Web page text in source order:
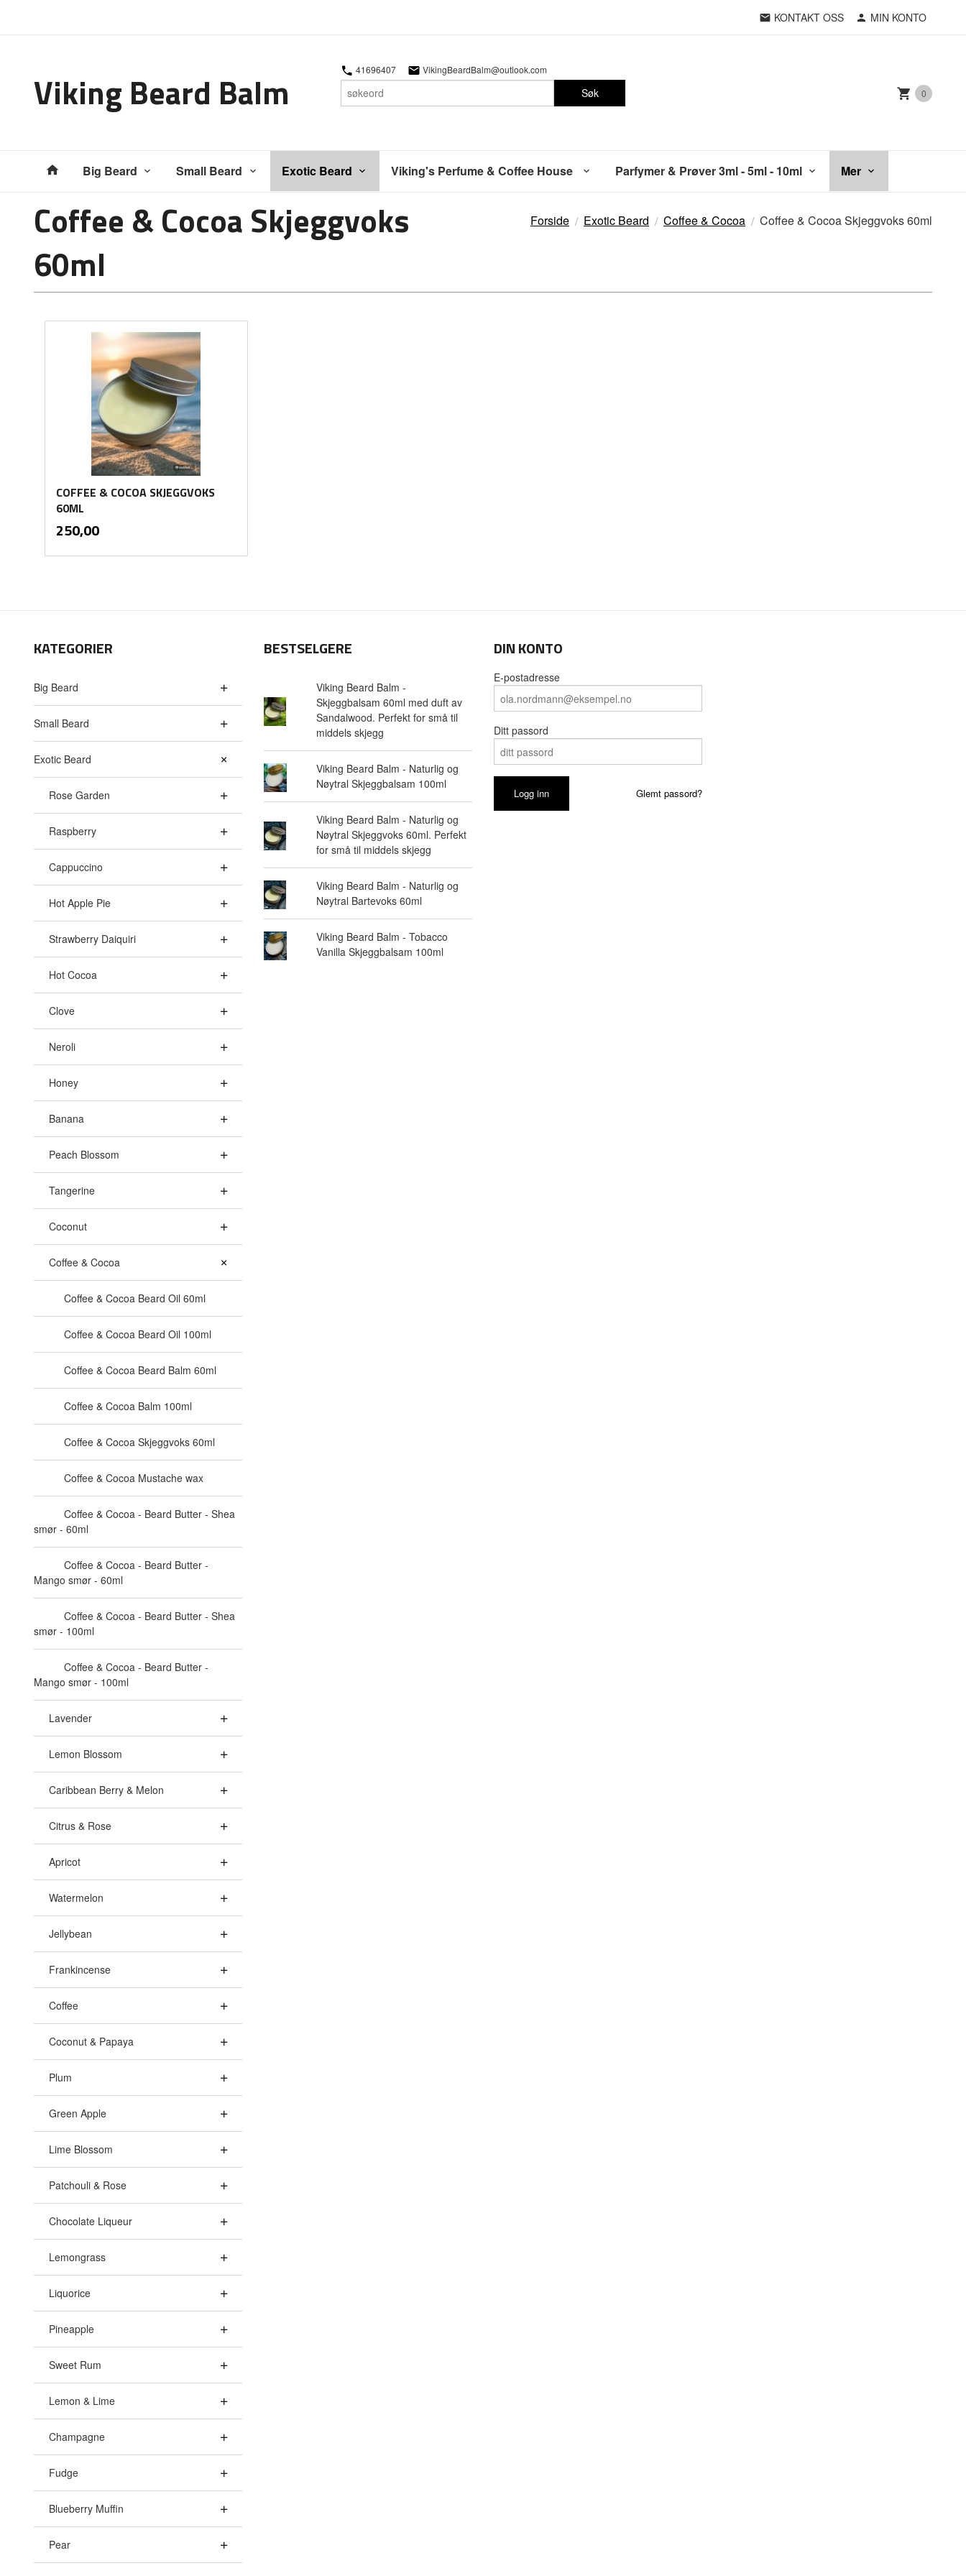
KONTAKT OSS MIN KONTO
Viking Beard Balm 41696407 VikingBeardBalm@outlook.com
Søk 0
Produkter
Big Beard Small Beard Exotic Beard Viking's Perfume & Coffee House Parfymer & Prøver 3ml - 5ml - 10ml Mer
Forside Exotic Beard Coffee & Cocoa Coffee & Cocoa Skjeggvoks 60ml
Coffee & Cocoa Skjeggvoks
60ml
COFFEE & COCOA SKJEGGVOKS
60ML
Pris
250,00mva.
KATEGORIER
Big Beard
Small Beard
Exotic Beard
Rose Garden
Raspberry
Cappuccino
Hot Apple Pie
Strawberry Daiquiri
Hot Cocoa
Clove
Neroli
Honey
Banana
Peach Blossom
Tangerine
Coconut
Coffee & Cocoa
Coffee & Cocoa Beard Oil 60ml
Coffee & Cocoa Beard Oil 100ml
Coffee & Cocoa Beard Balm 60ml
Coffee & Cocoa Balm 100ml
Coffee & Cocoa Skjeggvoks 60ml
Coffee & Cocoa Mustache wax
Coffee & Cocoa - Beard Butter - Shea
smør - 60ml
Coffee & Cocoa - Beard Butter -
Mango smør - 60ml
Coffee & Cocoa - Beard Butter - Shea
smør - 100ml
Coffee & Cocoa - Beard Butter -
Mango smør - 100ml
Lavender
Lemon Blossom
Caribbean Berry & Melon
Citrus & Rose
Apricot
Watermelon
Jellybean
Frankincense
Coffee
Coconut & Papaya
Plum
Green Apple
Lime Blossom
Patchouli & Rose
Chocolate Liqueur
Lemongrass
Liquorice
Pineapple
Sweet Rum
Lemon & Lime
Champagne
Fudge
Blueberry Muffin
Pear
BESTSELGERE
Viking Beard Balm -
Skjeggbalsam 60ml med duft av
Sandalwood. Perfekt for små til
middels skjegg
Viking Beard Balm - Naturlig og
Nøytral Skjeggbalsam 100ml
Viking Beard Balm - Naturlig og
Nøytral Skjeggvoks 60ml. Perfekt
for små til middels skjegg
Viking Beard Balm - Naturlig og
Nøytral Bartevoks 60ml
Viking Beard Balm - Tobacco
Vanilla Skjeggbalsam 100ml
DIN KONTO
E-postadresse
Ditt passord
Glemt passord?